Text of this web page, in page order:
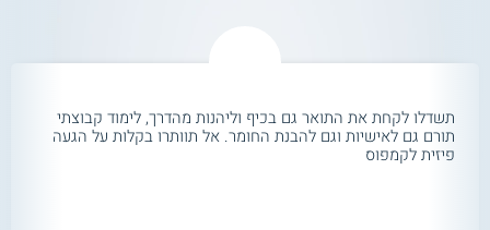
תשדלו לקחת את התואר גם בכיף וליהנות מהדרך, לימוד קבוצתי
תורם גם לאישיות וגם להבנת החומר. אל תוותרו בקלות על הגעה
פיזית לקמפוס